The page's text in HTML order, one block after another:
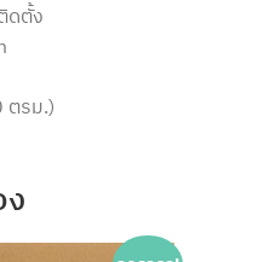
ดตั้ง
ตรม.)